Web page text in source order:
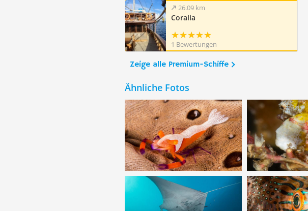
26.09 km
Coralia
1 Bewertungen
Zeige alle Premium-Schiffe
Ähnliche Fotos